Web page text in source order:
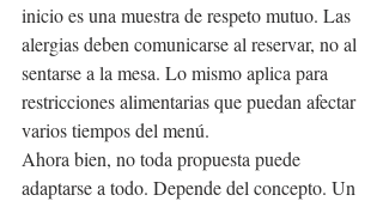
inicio es una muestra de respeto mutuo. Las
alergias deben comunicarse al reservar, no al
sentarse a la mesa. Lo mismo aplica para
restricciones alimentarias que puedan afectar
varios tiempos del menú.
Ahora bien, no toda propuesta puede
adaptarse a todo. Depende del concepto. Un